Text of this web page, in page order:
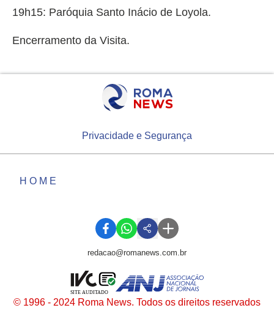
19h15: Paróquia Santo Inácio de Loyola.
Encerramento da Visita.
Privacidade e Segurança
HOME
redacao@romanews.com.br
© 1996 - 2024 Roma News. Todos os direitos reservados
SITE AUDITADO